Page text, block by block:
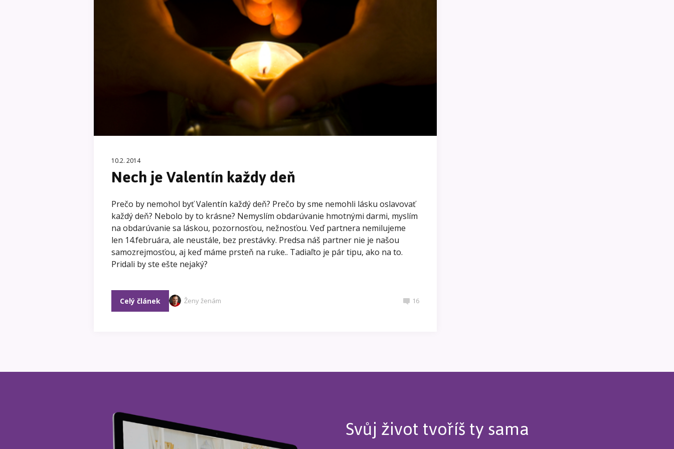
10.2. 2014
Nech je Valentín každy deň
Prečo by nemohol byť Valentín každý deň? Prečo by sme nemohli lásku oslavovať
každý deň? Nebolo by to krásne? Nemyslím obdarúvanie hmotnými darmi, myslím
na obdarúvanie sa láskou, pozornosťou, nežnosťou. Veď partnera nemilujeme
len 14.februára, ale neustále, bez prestávky. Predsa náš partner nie je našou
samozrejmosťou, aj keď máme prsteň na ruke.. Tadiaľto je pár tipu, ako na to.
Pridali by ste ešte nejaký?
Celý článek Ženy ženám 16
Svůj život tvoříš ty sama